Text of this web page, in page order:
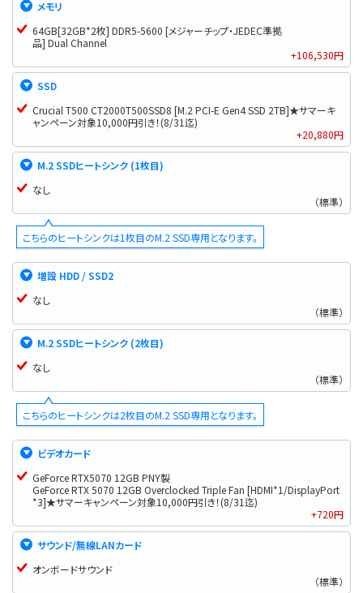
メモリ
64GB[32GB*2枚] DDR5-5600 [メジャーチップ・JEDEC準拠
品] Dual Channel
+106,530円
SSD
Crucial T500 CT2000T500SSD8 [M.2 PCI-E Gen4 SSD 2TB]★サマーキ
ャンペーン対象10,000円引き！(8/31迄)
+20,880円
M.2 SSDヒートシンク (1枚目)
なし
（標準）
こちらのヒートシンクは1枚目のM.2 SSD専用となります。
増設 HDD / SSD2
なし
（標準）
M.2 SSDヒートシンク (2枚目)
なし
（標準）
こちらのヒートシンクは2枚目のM.2 SSD専用となります。
ビデオカード
GeForce RTX5070 12GB PNY製
GeForce RTX 5070 12GB Overclocked Triple Fan [HDMI*1/DisplayPort
*3]★サマーキャンペーン対象10,000円引き！(8/31迄)
+720円
サウンド/無線LANカード
オンボードサウンド
（標準）